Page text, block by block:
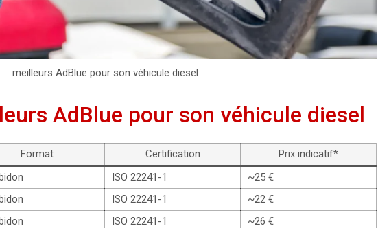
meilleurs AdBlue pour son véhicule diesel
AdBlue pour son véhicule diesel
Format Certification
Prix indicatif*
ISO 22241-1
~25 €
ISO 22241-1
~22 €
ISO 22241-1
~26 €